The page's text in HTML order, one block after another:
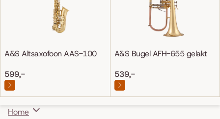
A&S Altsaxofoon AAS-100
599,-
A&S Bugel AFH-655 gelakt
539,-
Home